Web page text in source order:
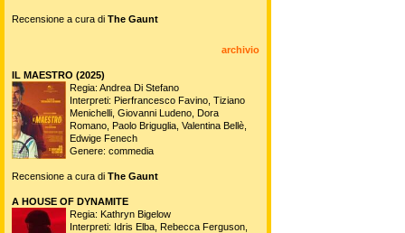
Recensione a cura di The Gaunt
archivio
IL MAESTRO (2025)
Regia: Andrea Di Stefano
Interpreti: Pierfrancesco Favino, Tiziano
Menichelli, Giovanni Ludeno, Dora
Romano, Paolo Briguglia, Valentina Bellè,
Edwige Fenech
Genere: commedia
Recensione a cura di The Gaunt
A HOUSE OF DYNAMITE
Regia: Kathryn Bigelow
Interpreti: Idris Elba, Rebecca Ferguson,